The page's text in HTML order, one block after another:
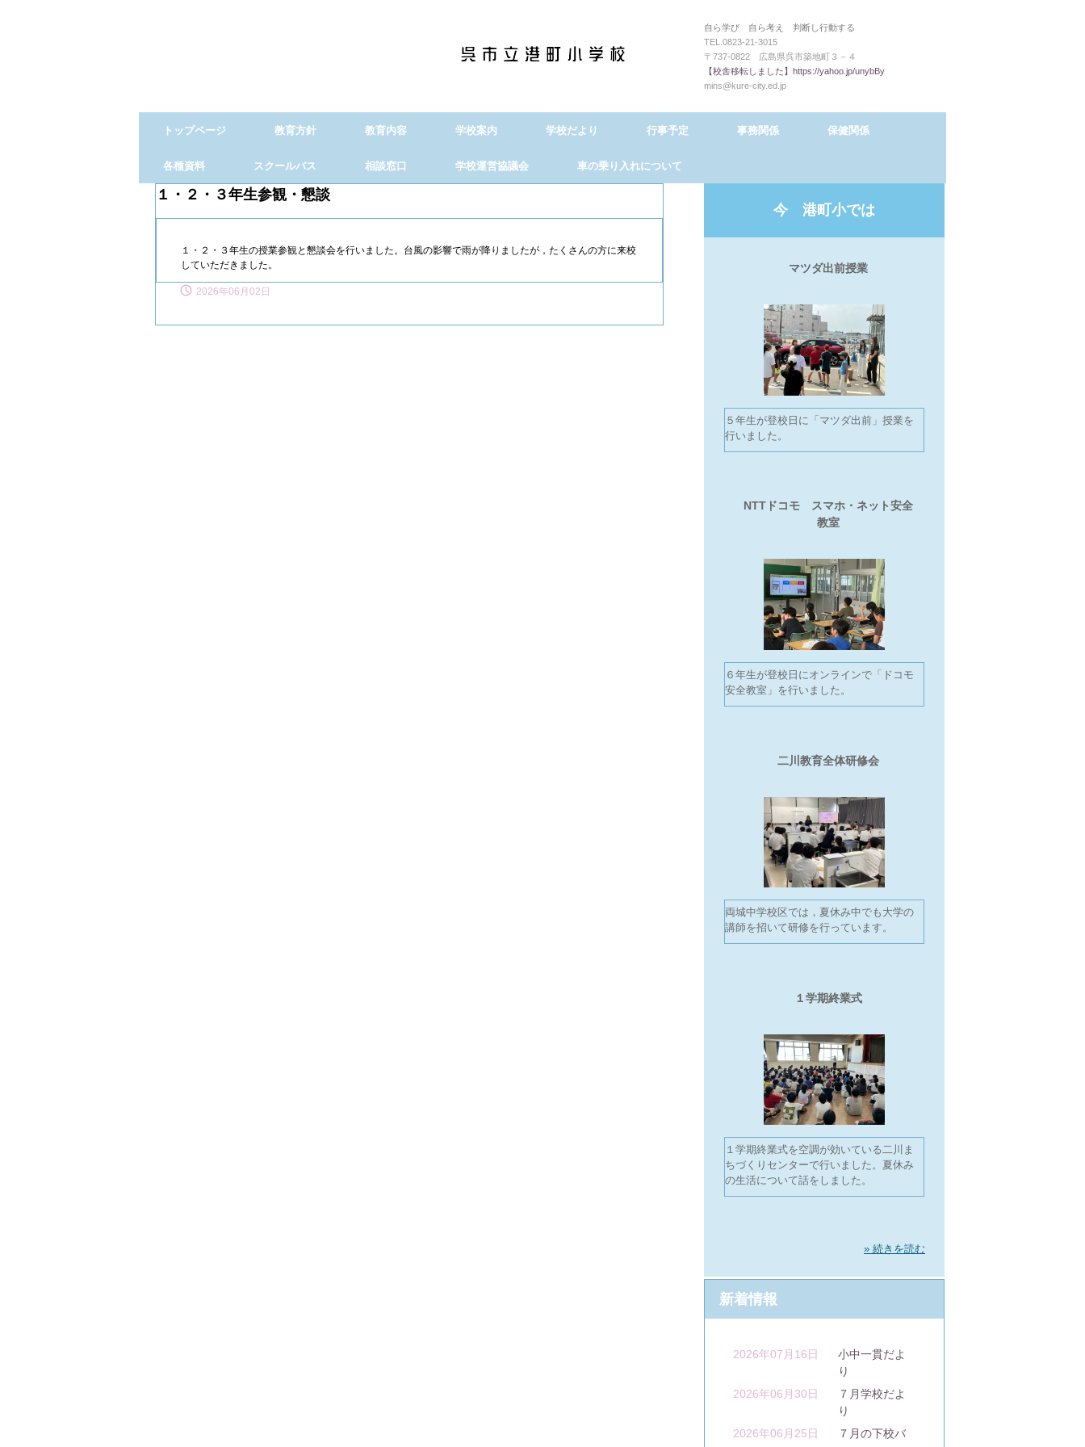
自ら学び 自ら考え 判断し行動する
TEL.0823-21-3015
〒737-0822 広島県呉市築地町３－４
【校舎移転しました】https://yahoo.jp/unybBy
mins@kure-city.ed.jp
トップページ 教育方針 教育内容 学校案内 学校だより 行事予定 事務関係 保健関係
各種資料 スクールバス 相談窓口 学校運営協議会 車の乗り入れについて
１・２・３年生参観・懇談
１・２・３年生の授業参観と懇談会を行いました。台風の影響で雨が降りましたが，たくさんの方に来校
していただきました。
2026年06月02日
今 港町小では
マツダ出前授業
５年生が登校日に「マツダ出前」授業を
行いました。
NTTドコモ スマホ・ネット安全
教室
６年生が登校日にオンラインで「ドコモ
安全教室」を行いました。
二川教育全体研修会
両城中学校区では，夏休み中でも大学の
講師を招いて研修を行っています。
１学期終業式
１学期終業式を空調が効いている二川ま
ちづくりセンターで行いました。夏休み
の生活について話をしました。
» 続きを読む
新着情報
2026年07月16日
小中一貫だよ
り
2026年06月30日
７月学校だよ
り
2026年06月25日
７月の下校バ